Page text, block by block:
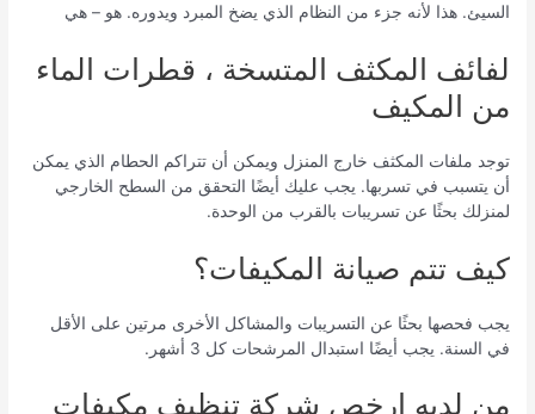
السيئ. هذا لأنه جزء من النظام الذي يضخ المبرد ويدوره. هو – هي
لفائف المكثف المتسخة ، قطرات الماء
من المكيف
توجد ملفات المكثف خارج المنزل ويمكن أن تتراكم الحطام الذي يمكن
أن يتسبب في تسربها. يجب عليك أيضًا التحقق من السطح الخارجي
لمنزلك بحثًا عن تسريبات بالقرب من الوحدة.
كيف تتم صيانة المكيفات؟
يجب فحصها بحثًا عن التسريبات والمشاكل الأخرى مرتين على الأقل
في السنة. يجب أيضًا استبدال المرشحات كل 3 أشهر.
من لديه ارخص شركة تنظيف مكيفات